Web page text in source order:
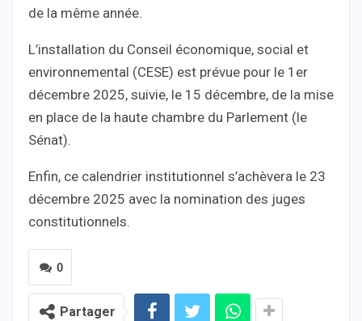
de la même année.
L’installation du Conseil économique, social et
environnemental (CESE) est prévue pour le 1er
décembre 2025, suivie, le 15 décembre, de la mise
en place de la haute chambre du Parlement (le
Sénat).
Enfin, ce calendrier institutionnel s’achèvera le 23
décembre 2025 avec la nomination des juges
constitutionnels.
0
Partager